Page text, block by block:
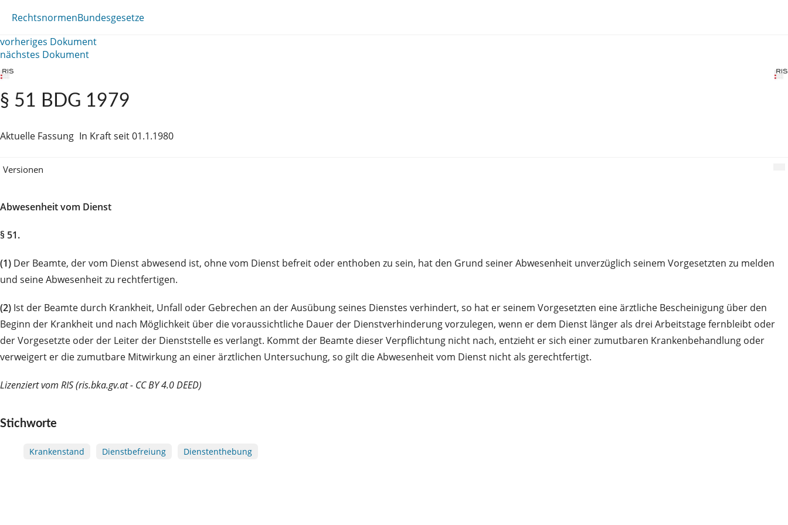
RechtsnormenBundesgesetze
vorheriges Dokument
nächstes Dokument
§ 51 BDG 1979
Aktuelle Fassung In Kraft seit 01.1.1980
Versionen
Abwesenheit vom Dienst
§ 51.
(1) Der Beamte, der vom Dienst abwesend ist, ohne vom Dienst befreit oder enthoben zu sein, hat den Grund seiner Abwesenheit unverzüglich seinem Vorgesetzten zu melden
und seine Abwesenheit zu rechtfertigen.
(2) Ist der Beamte durch Krankheit, Unfall oder Gebrechen an der Ausübung seines Dienstes verhindert, so hat er seinem Vorgesetzten eine ärztliche Bescheinigung über den
Beginn der Krankheit und nach Möglichkeit über die voraussichtliche Dauer der Dienstverhinderung vorzulegen, wenn er dem Dienst länger als drei Arbeitstage fernbleibt oder
der Vorgesetzte oder der Leiter der Dienststelle es verlangt. Kommt der Beamte dieser Verpflichtung nicht nach, entzieht er sich einer zumutbaren Krankenbehandlung oder
verweigert er die zumutbare Mitwirkung an einer ärztlichen Untersuchung, so gilt die Abwesenheit vom Dienst nicht als gerechtfertigt.
Lizenziert vom RIS (ris.bka.gv.at - CC BY 4.0 DEED)
Stichworte
Krankenstand Dienstbefreiung Dienstenthebung